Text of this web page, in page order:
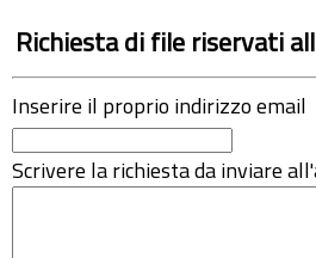
Richiesta di file riservati
Inserire il proprio indirizzo email
Scrivere la richiesta da inviare